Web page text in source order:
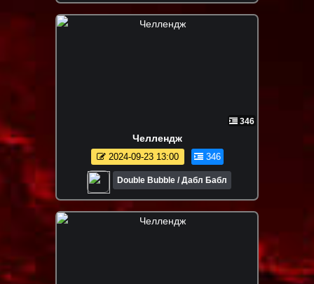
346
Челлендж
2024-09-23 13:00 346
Double Bubble / Дабл Бабл